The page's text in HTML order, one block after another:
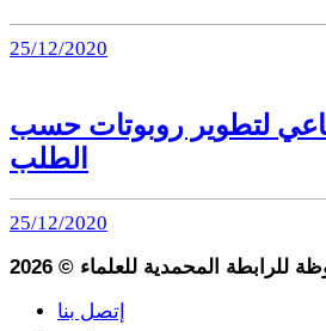
25/12/2020
لتطوير روبوتات حسب
الطلب
25/12/2020
2026 © للرابطة المحمدية للعلماء
إتصل بنا